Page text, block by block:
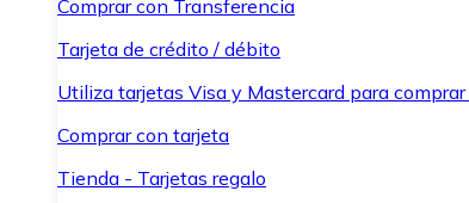
Comprar con Transferencia
Tarjeta de crédito / débito
Utiliza tarjetas Visa y Mastercard para comprar
Comprar con tarjeta
Tienda - Tarjetas regalo